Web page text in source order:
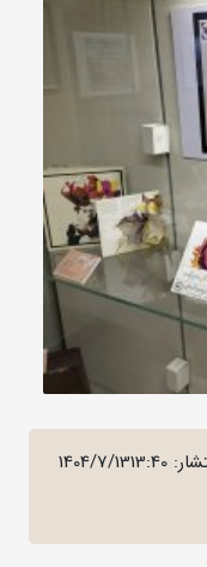
1404/7/1313:40